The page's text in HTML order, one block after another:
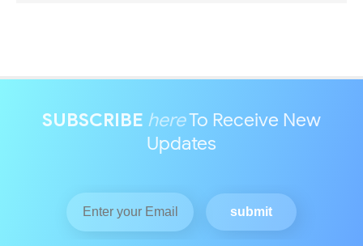
SUBSCRIBE hereTo Receive New
Updates